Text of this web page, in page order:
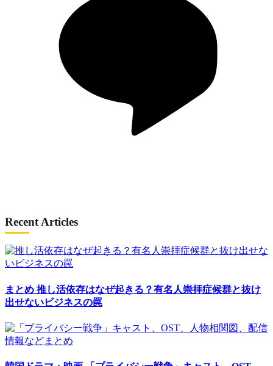
Recent Articles
まとめ 推し活依存はなぜ起きる？有名人崇拝症候群と抜け
出せないビジネスの罠